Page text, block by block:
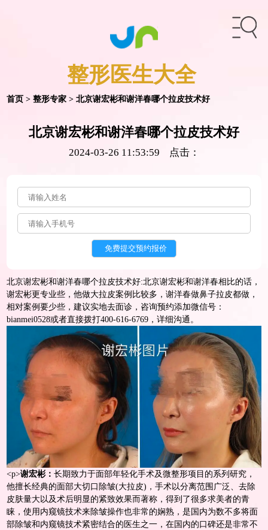
整形医生大全
首页 >整形专家 > 北京谢宏彬和谢洋春哪个拉皮技术好
北京谢宏彬和谢洋春哪个拉皮技术好
2024-03-26 11:53:59 点击：
北京谢宏彬和谢洋春哪个拉皮技术好:北京谢宏彬和谢洋春相比的话，
谢宏彬更专业些，他做大拉皮案例比较多，谢洋春做鼻子拉皮都做，
相对案例要少些，建议实地去面诊，咨询预约添加微信号：
bianmei0528或者直接拨打400-616-6769，详细沟通。
<p>谢宏彬：长期致力于面部年轻化手术及微整形项目的系列研究，
他擅长经典的面部大切口除皱(大拉皮)，手术以分离范围广泛、去除
皮肤量大以及术后明显的紧致效果而著称，得到了很多求美者的青
睐，使用内窥镜技术来除皱操作也非常的娴熟，是国内为数不多将面
部除皱和内窥镜技术紧密结合的医生之一，在国内的口碑还是非常不